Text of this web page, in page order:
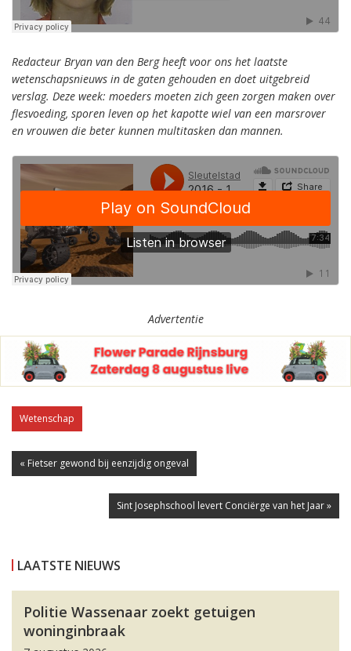
Redacteur Bryan van den Berg heeft voor ons het laatste
wetenschapsnieuws in de gaten gehouden en doet uitgebreid
verslag. Deze week: moeders moeten zich geen zorgen maken over
flesvoeding, sporen leven op het kapotte wiel van een marsrover
en vrouwen die beter kunnen multitasken dan mannen.
Advertentie
Wetenschap
« Fietser gewond bij eenzijdig ongeval
Sint Josephschool levert Conciërge van het Jaar »
LAATSTE NIEUWS
Politie Wassenaar zoekt getuigen
woninginbraak